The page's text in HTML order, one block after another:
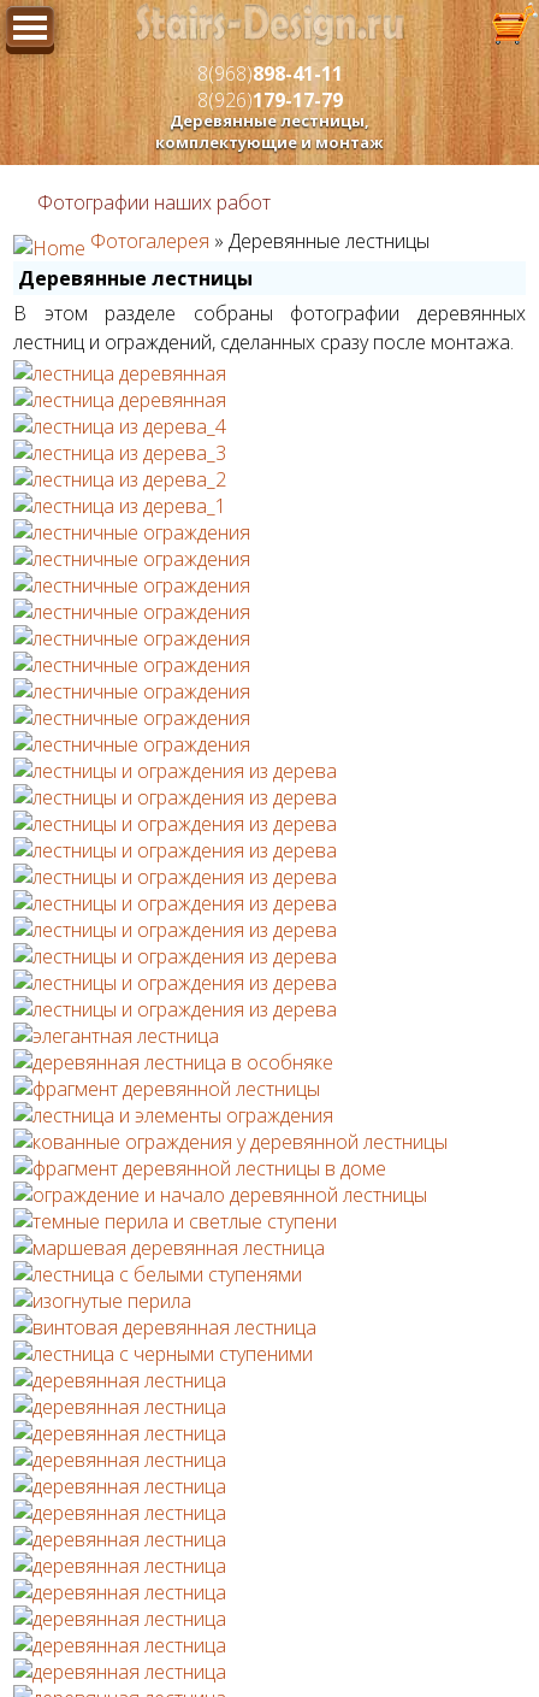
Деревянные лестницы,
комплектующие и монтаж
8(968)898-41-11
8(926)179-17-79
Фотографии наших работ
Фотогалерея » Деревянные лестницы
Деревянные лестницы
В этом разделе собраны фотографии деревянных
лестниц и ограждений, сделанных сразу после монтажа.